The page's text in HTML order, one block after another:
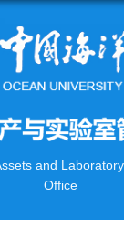
and
Office